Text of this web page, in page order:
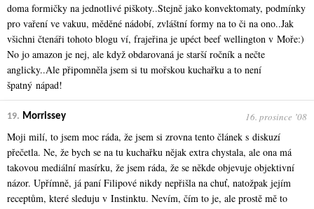
doma formičky na jednotlivé piškoty..Stejně jako konvektomaty, podmínky
pro vaření ve vakuu, měděné nádobí, zvláštní formy na to či na ono..Jak
všichni čtenáři tohoto blogu ví, frajeřina je upéct beef wellington v Moře:)
No jo amazon je nej, ale když obdarovaná je starší ročník a nečte
anglicky..Ale připomněla jsem si tu mořskou kuchařku a to není
špatný nápad!
19. Morrissey 16. prosince ʼ08
Moji milí, to jsem moc ráda, že jsem si zrovna tento článek s diskuzí
přečetla. Ne, že bych se na tu kuchařku nějak extra chystala, ale ona má
takovou mediální masírku, že jsem ráda, že se někde objevuje objektivní
názor. Upřímně, já paní Filipové nikdy nepřišla na chuť, natožpak jejím
receptům, které sleduju v Instinktu. Nevím, čím to je, ale prostě mě to